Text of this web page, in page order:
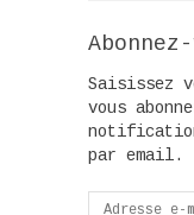
Saisissez
vous
par email.
Adresse